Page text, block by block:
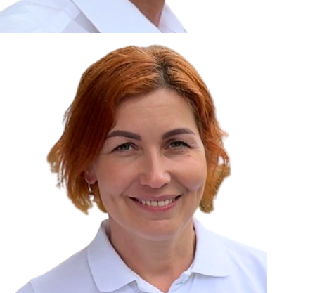
Zákon uvádza, že môžeme ukladať cookies na vašom
zariadení, pokiaľ sú nevyhnutne nutné pre prevádzku tejto
Cookies, ktoré používame
Technické a nevyhnutné cookies
Analytické a marketingové cookies
Reklamné úložisko
Reklamné používateľské dáta
Personalizácia reklám
Povoliť vybrané
Odmietnuť